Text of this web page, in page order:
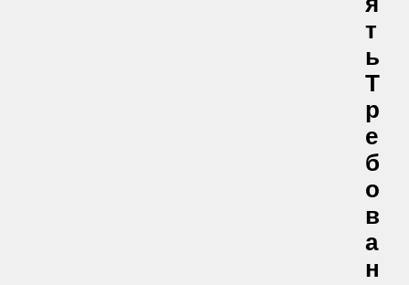
Т
Ь
Т
Р
Е
Б
О
В
А
Н